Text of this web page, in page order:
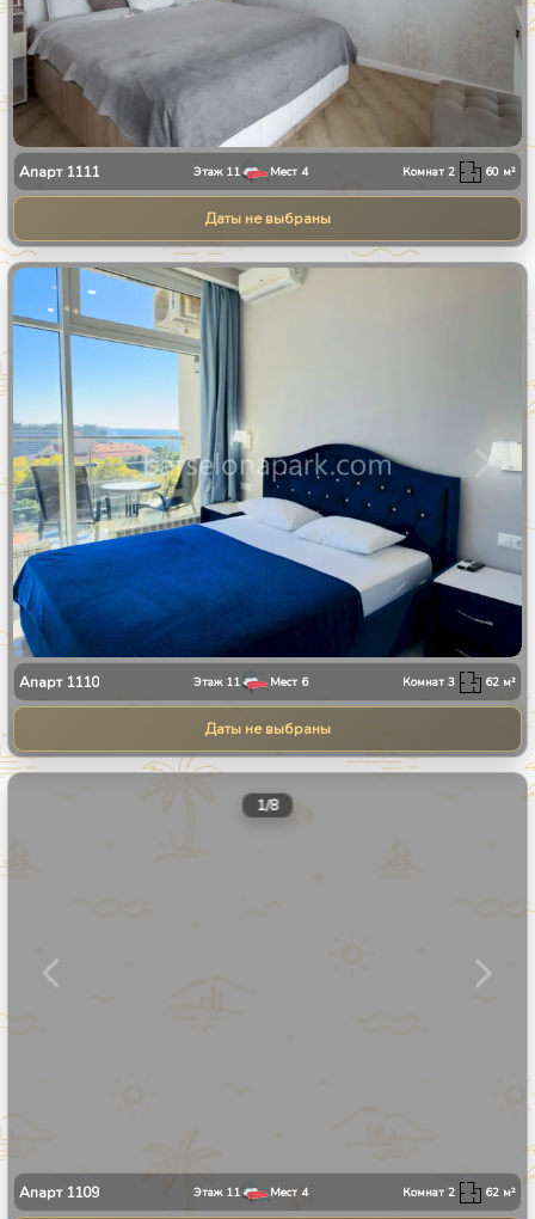
Апарт 1111 Этаж 11 Мест 4 Комнат2 60 м²
Даты не выбраны
1/8
Апарт 1110 Этаж 11 Мест 6 Комнат3 62 м²
Даты не выбраны
1/8
Апарт 1109 Этаж 11 Мест 4 Комнат2 62 м²